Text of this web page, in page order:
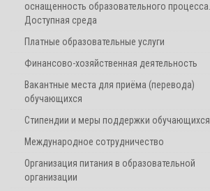
оснащенность образовательного процесса.
Доступная среда
Платные образовательные услуги
Финансово-хозяйственная деятельность
Вакантные места для приёма (перевода)
обучающихся
Стипендии и меры поддержки обучающихся
Международное сотрудничество
Организация питания в образовательной
организации